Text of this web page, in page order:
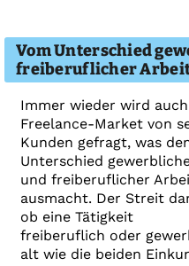
Vom Unterschied
freiberuflicher
Immer wieder wird auch
Freelance-Market von
Kunden gefragt, was
Unterschied
und freiberuflicher
ausmacht. Der Streit
ob eine Tätigkeit
freiberuflich oder
alt wie die beiden